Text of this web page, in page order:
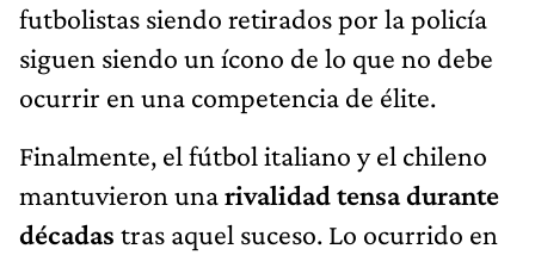
futbolistas siendo retirados por la policía
siguen siendo un ícono de lo que no debe
ocurrir en una competencia de élite.
Finalmente, el fútbol italiano y el chileno
mantuvieron unarivalidad tensa durante
décadas tras aquel suceso. Lo ocurrido en